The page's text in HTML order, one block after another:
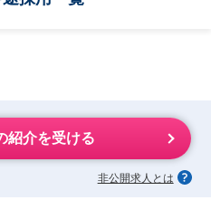
紹介を受ける
非公開求人とは